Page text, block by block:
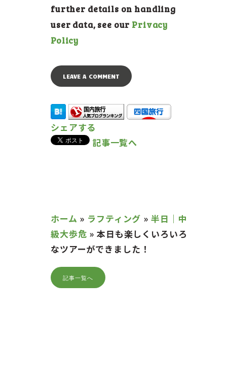
further details on handling
user data, see our Privacy
Policy
シェアする
記事一覧へ
ホーム » ラフティング » 半日｜中
級大歩危 » 本日も楽しくいろいろ
なツアーができました！
記事一覧へ